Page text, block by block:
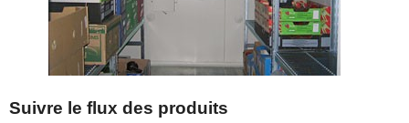
Suivre le flux des produits